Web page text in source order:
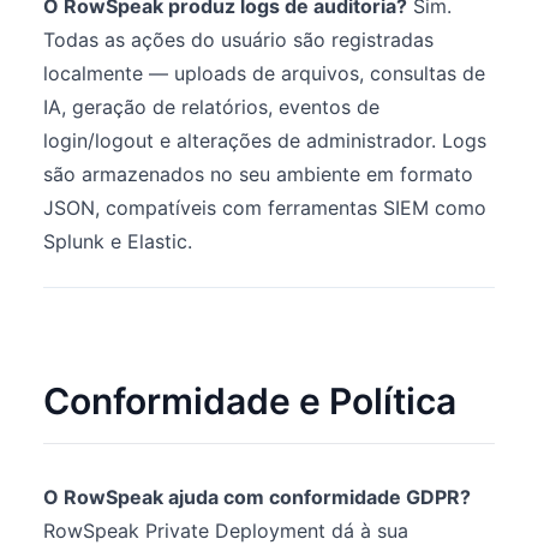
O RowSpeak produz logs de auditoria? Sim.
Todas as ações do usuário são registradas
localmente — uploads de arquivos, consultas de
IA, geração de relatórios, eventos de
login/logout e alterações de administrador. Logs
são armazenados no seu ambiente em formato
JSON, compatíveis com ferramentas SIEM como
Splunk e Elastic.
Conformidade e Política
O RowSpeak ajuda com conformidade GDPR?
RowSpeak Private Deployment dá à sua